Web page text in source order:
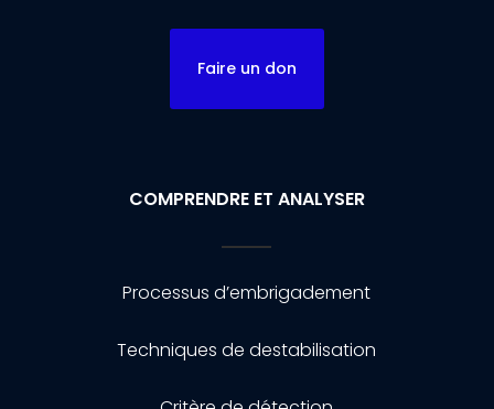
Faire un don
COMPRENDRE ET ANALYSER
Processus d’embrigadement
Techniques de destabilisation